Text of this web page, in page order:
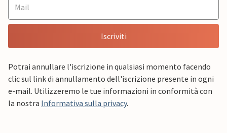
Iscriviti
Potrai annullare l'iscrizione in qualsiasi momento facendo
clic sul link di annullamento dell'iscrizione presente in ogni
e-mail. Utilizzeremo le tue informazioni in conformità con
la nostra Informativa sulla privacy.